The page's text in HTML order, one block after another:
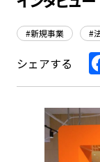
#新規事業 #
シェアする